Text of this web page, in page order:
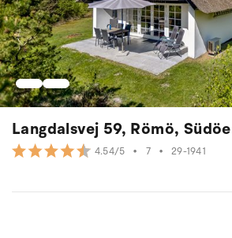
Langdalsvej 59, Römö,
4.54/5 • 7 • 29-1941